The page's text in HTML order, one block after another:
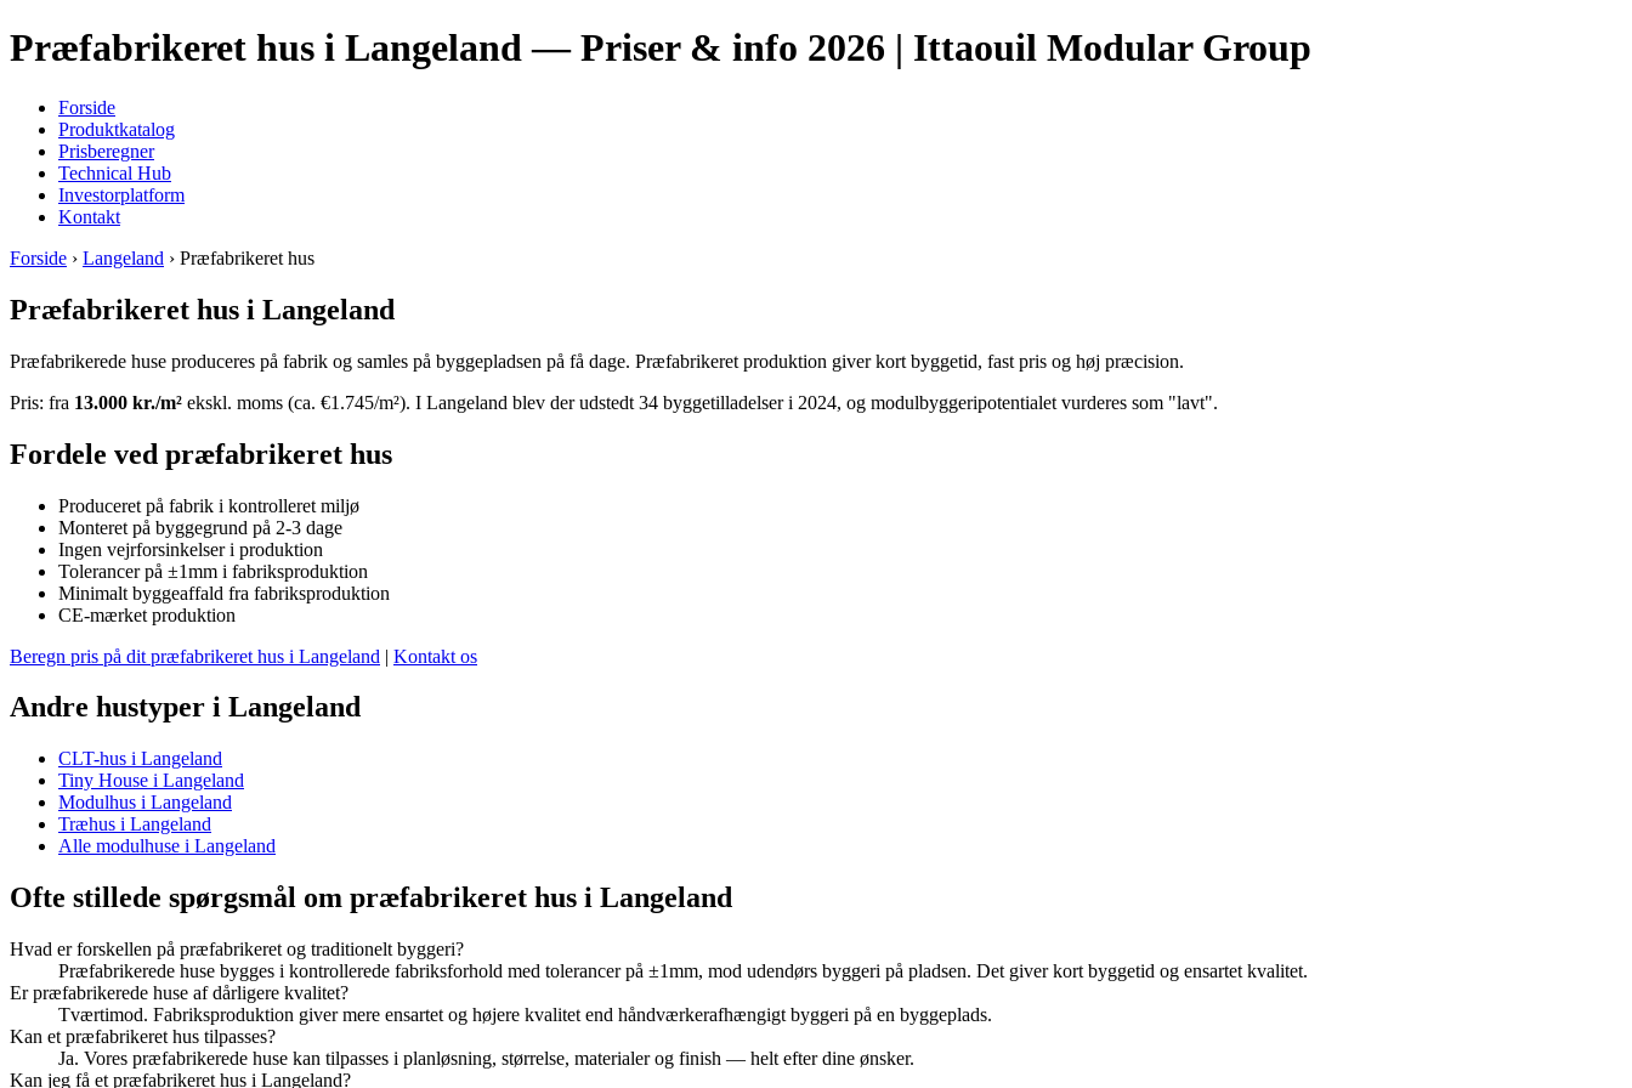
Præfabrikeret hus i Langeland — Priser & info 2026 | Ittaouil Modular Group
Forside
Produktkatalog
Prisberegner
Technical Hub
Investorplatform
Kontakt
Forside › Langeland › Præfabrikeret hus
Præfabrikeret hus i Langeland
Præfabrikerede huse produceres på fabrik og samles på byggepladsen på få dage. Præfabrikeret produktion giver kort byggetid, fast pris og høj præcision.
Pris: fra 13.000 kr./m² ekskl. moms (ca. €1.745/m²). I Langeland blev der udstedt 34 byggetilladelser i 2024, og modulbyggeripotentialet vurderes som "lavt".
Fordele ved præfabrikeret hus
Produceret på fabrik i kontrolleret miljø
Monteret på byggegrund på 2-3 dage
Ingen vejrforsinkelser i produktion
Tolerancer på ±1mm i fabriksproduktion
Minimalt byggeaffald fra fabriksproduktion
CE-mærket produktion
Beregn pris på dit præfabrikeret hus i Langeland | Kontakt os
Andre hustyper i Langeland
CLT-hus i Langeland
Tiny House i Langeland
Modulhus i Langeland
Træhus i Langeland
Alle modulhuse i Langeland
Ofte stillede spørgsmål om præfabrikeret hus i Langeland
Hvad er forskellen på præfabrikeret og traditionelt byggeri?
Præfabrikerede huse bygges i kontrollerede fabriksforhold med tolerancer på ±1mm, mod udendørs byggeri på pladsen. Det giver kort byggetid og ensartet kvalitet.
Er præfabrikerede huse af dårligere kvalitet?
Tværtimod. Fabriksproduktion giver mere ensartet og højere kvalitet end håndværkerafhængigt byggeri på en byggeplads.
Kan et præfabrikeret hus tilpasses?
Ja. Vores præfabrikerede huse kan tilpasses i planløsning, størrelse, materialer og finish — helt efter dine ønsker.
Kan jeg få et præfabrikeret hus i Langeland?